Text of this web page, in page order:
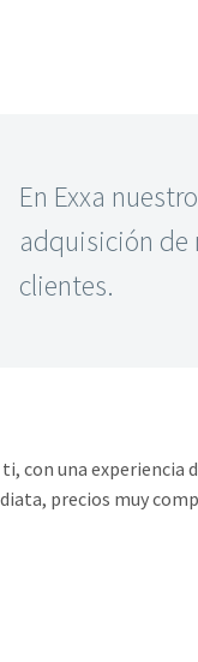
En Exxa
adquisición de
clientes.
con una
precios muy